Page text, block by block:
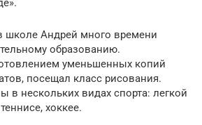
школе Андрей много времени
образованию.
уменьшенных копий
посещал класс рисования.
в нескольких видах спорта: легкой
хоккее.